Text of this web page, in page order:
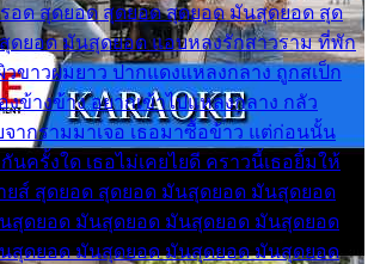
รอด สุดยอด สุดยอด สุดยอด มันสุดยอด สุด
ดยอด มันสุดยอด แอบหลงรักสาวราม ที่พัก
วขาวผมยาว ปากแดงแหลงกลาง ถูกสเป็ก
งข้างข้าง อยากเข้าไปแหลงกลาง กลัว
ากรามมาเจอ เธอมาซื้อข้าว แต่ก่อนนั้น
กันครั้งใด เธอไม่เคยไยดี คราวนี้เธอยิ้มให้
ยส์ สุดยอด สุดยอด มันสุดยอด มันสุดยอด
สุดยอด มันสุดยอด มันสุดยอด มันสุดยอด
สุดยอด มันสุดยอด มันสุดยอด มันสุดยอด